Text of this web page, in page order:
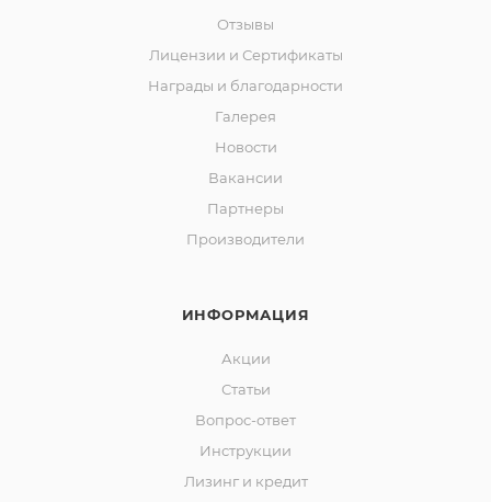
Отзывы
Лицензии и Сертификаты
Награды и благодарности
Галерея
Новости
Вакансии
Партнеры
Производители
ИНФОРМАЦИЯ
Акции
Статьи
Вопрос-ответ
Инструкции
Лизинг и кредит